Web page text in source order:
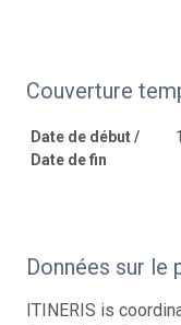
Couverture
Date de début /
Date de fin
Données sur le
ITINERIS is